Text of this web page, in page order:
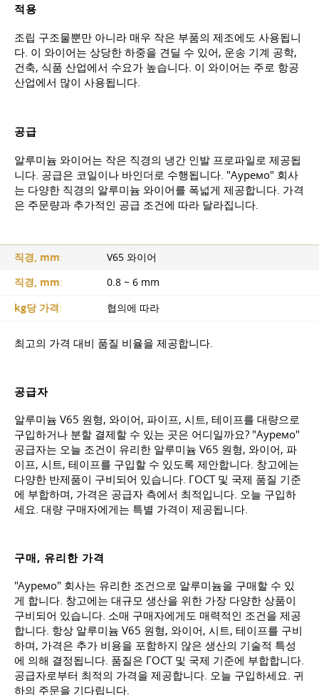
적용
조립 구조물뿐만 아니라 매우 작은 부품의 제조에도 사용됩니
다. 이 와이어는 상당한 하중을 견딜 수 있어, 운송 기계 공학,
건축, 식품 산업에서 수요가 높습니다. 이 와이어는 주로 항공
산업에서 많이 사용됩니다.
공급
알루미늄 와이어는 작은 직경의 냉간 인발 프로파일로 제공됩
니다. 공급은 코일이나 바인더로 수행됩니다. "Ауремо" 회사
는 다양한 직경의 알루미늄 와이어를 폭넓게 제공합니다. 가격
은 주문량과 추가적인 공급 조건에 따라 달라집니다.
직경, mm:
V65 와이어
직경, mm:
0.8 ~ 6 mm
kg당 가격: 협의에 따라
최고의 가격 대비 품질 비율을 제공합니다.
공급자
알루미늄 V65 원형, 와이어, 파이프, 시트, 테이프를 대량으로
구입하거나 분할 결제할 수 있는 곳은 어디일까요? "Ауремо"
공급자는 오늘 조건이 유리한 알루미늄 V65 원형, 와이어, 파
이프, 시트, 테이프를 구입할 수 있도록 제안합니다. 창고에는
다양한 반제품이 구비되어 있습니다. ГОСТ 및 국제 품질 기준
에 부합하며, 가격은 공급자 측에서 최적입니다. 오늘 구입하
세요. 대량 구매자에게는 특별 가격이 제공됩니다.
구매, 유리한 가격
"Ауремо" 회사는 유리한 조건으로 알루미늄을 구매할 수 있
게 합니다. 창고에는 대규모 생산을 위한 가장 다양한 상품이
구비되어 있습니다. 소매 구매자에게도 매력적인 조건을 제공
합니다. 항상 알루미늄 V65 원형, 와이어, 시트, 테이프를 구비
하며, 가격은 추가 비용을 포함하지 않은 생산의 기술적 특성
에 의해 결정됩니다. 품질은 ГОСТ 및 국제 기준에 부합합니다.
공급자로부터 최적의 가격을 제공합니다. 오늘 구입하세요. 귀
하의 주문을 기다립니다.